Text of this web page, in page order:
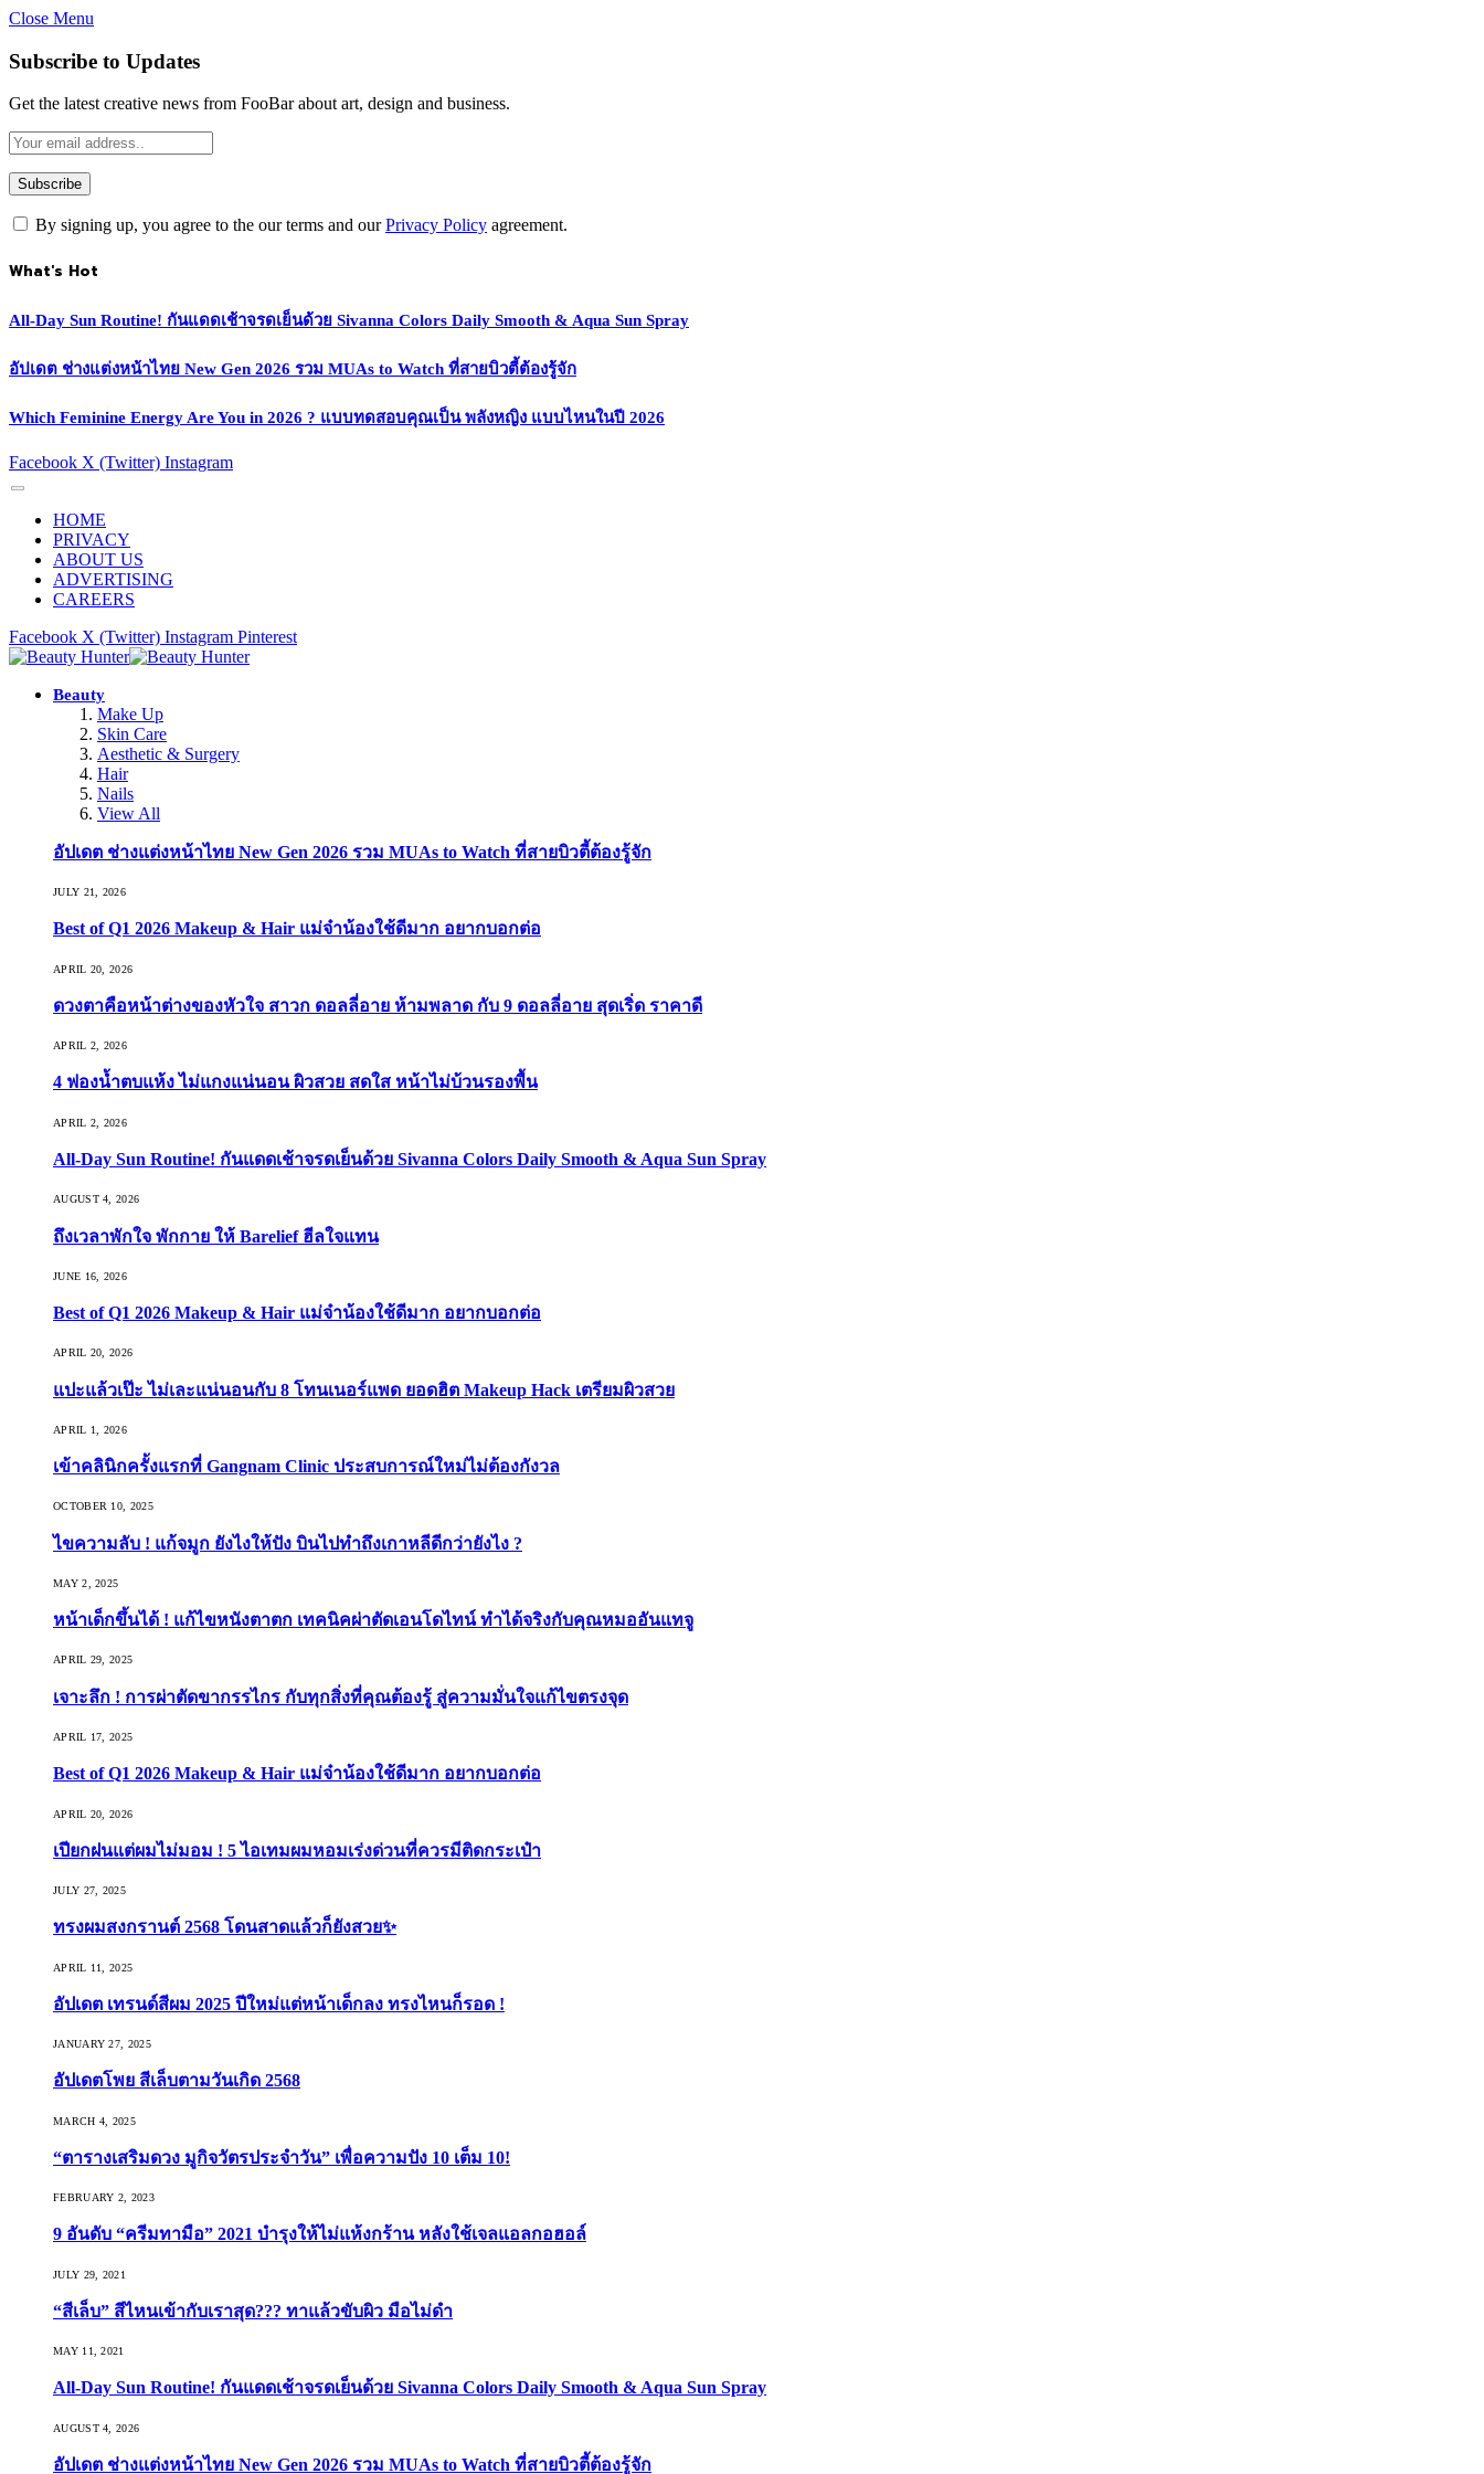
Close Menu
Subscribe to Updates
Get the latest creative news from FooBar about art, design and business.
By signing up, you agree to the our terms and ourPrivacy Policy agreement.
What's Hot
All-Day Sun Routine! กันแดดเช้าจรดเย็นด้วย Sivanna Colors Daily Smooth & Aqua Sun Spray
อัปเดต ช่างแต่งหน้าไทย New Gen 2026 รวม MUAs to Watch ที่สายบิวตี้ต้องรู้จัก
Which Feminine Energy Are You in 2026 ? แบบทดสอบคุณเป็น พลังหญิง แบบไหนในปี 2026
Facebook X (Twitter) Instagram
HOME
PRIVACY
ABOUT US
ADVERTISING
CAREERS
Facebook X (Twitter) Instagram Pinterest
Beauty
Make Up
Skin Care
Aesthetic & Surgery
Hair
Nails
View All
อัปเดต ช่างแต่งหน้าไทย New Gen 2026 รวม MUAs to Watch ที่สายบิวตี้ต้องรู้จัก
JULY 21, 2026
Best of Q1 2026 Makeup & Hair แม่จ๋าน้องใช้ดีมาก อยากบอกต่อ
APRIL 20, 2026
ดวงตาคือหน้าต่างของหัวใจ สาวก ดอลลี่อาย ห้ามพลาด กับ 9 ดอลลี่อาย สุดเริ่ด ราคาดี
APRIL 2, 2026
4 ฟองน้ำตบแห้ง ไม่แกงแน่นอน ผิวสวย สดใส หน้าไม่บ้วนรองพื้น
APRIL 2, 2026
All-Day Sun Routine! กันแดดเช้าจรดเย็นด้วย Sivanna Colors Daily Smooth & Aqua Sun Spray
AUGUST 4, 2026
ถึงเวลาพักใจ พักกาย ให้ Barelief ฮีลใจแทน
JUNE 16, 2026
Best of Q1 2026 Makeup & Hair แม่จ๋าน้องใช้ดีมาก อยากบอกต่อ
APRIL 20, 2026
แปะแล้วเป๊ะ ไม่เละแน่นอนกับ 8 โทนเนอร์แพด ยอดฮิต Makeup Hack เตรียมผิวสวย
APRIL 1, 2026
เข้าคลินิกครั้งแรกที่ Gangnam Clinic ประสบการณ์ใหม่ไม่ต้องกังวล
OCTOBER 10, 2025
ไขความลับ ! แก้จมูก ยังไงให้ปัง บินไปทำถึงเกาหลีดีกว่ายังไง ?
MAY 2, 2025
หน้าเด็กขึ้นได้ ! แก้ไขหนังตาตก เทคนิคผ่าตัดเอนโดไทน์ ทำได้จริงกับคุณหมออันแทจู
APRIL 29, 2025
เจาะลึก ! การผ่าตัดขากรรไกร กับทุกสิ่งที่คุณต้องรู้ สู่ความมั่นใจแก้ไขตรงจุด
APRIL 17, 2025
Best of Q1 2026 Makeup & Hair แม่จ๋าน้องใช้ดีมาก อยากบอกต่อ
APRIL 20, 2026
เปียกฝนแต่ผมไม่มอม ! 5 ไอเทมผมหอมเร่งด่วนที่ควรมีติดกระเป๋า
JULY 27, 2025
ทรงผมสงกรานต์ 2568 โดนสาดแล้วก็ยังสวย✨
APRIL 11, 2025
อัปเดต เทรนด์สีผม 2025 ปีใหม่แต่หน้าเด็กลง ทรงไหนก็รอด !
JANUARY 27, 2025
อัปเดตโพย สีเล็บตามวันเกิด 2568
MARCH 4, 2025
“ตารางเสริมดวง มูกิจวัตรประจำวัน” เพื่อความปัง 10 เต็ม 10!
FEBRUARY 2, 2023
9 อันดับ “ครีมทามือ” 2021 บำรุงให้ไม่แห้งกร้าน หลังใช้เจลแอลกอฮอล์
JULY 29, 2021
“สีเล็บ” สีไหนเข้ากับเราสุด??? ทาแล้วขับผิว มือไม่ดำ
MAY 11, 2021
All-Day Sun Routine! กันแดดเช้าจรดเย็นด้วย Sivanna Colors Daily Smooth & Aqua Sun Spray
AUGUST 4, 2026
อัปเดต ช่างแต่งหน้าไทย New Gen 2026 รวม MUAs to Watch ที่สายบิวตี้ต้องรู้จัก